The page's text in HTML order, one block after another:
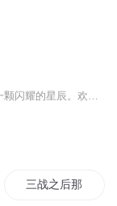
三战之后那青铜